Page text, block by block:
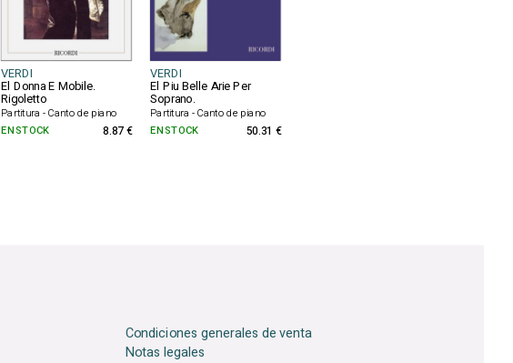
VERDI VERDI
El Donna E Mobile.
Rigoletto
Partitura - Canto de piano
El Piu Belle Arie Per
Soprano.
Partitura - Canto de piano
EN STOCK 8.87 € EN STOCK 50.31 €
Condiciones generales de venta
Notas legales